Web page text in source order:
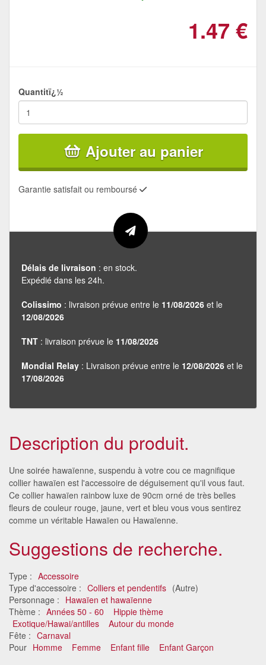
1.47 €
Quantitï¿½
Ajouter au panier
Garantie satisfait ou remboursé
Délais de livraison : en stock.
Expédié dans les 24h.
Colissimo : livraison prévue entre le 11/08/2026 et le
12/08/2026
TNT : livraison prévue le 11/08/2026
Mondial Relay : Livraison prévue entre le 12/08/2026 et le
17/08/2026
Description du produit.
Une soirée hawaïenne, suspendu à votre cou ce magnifique
collier hawaïen est l'accessoire de déguisement qu'il vous faut.
Ce collier hawaïen rainbow luxe de 90cm orné de très belles
fleurs de couleur rouge, jaune, vert et bleu vous vous sentirez
comme un véritable Hawaïen ou Hawaïenne.
Suggestions de recherche.
Type : Accessoire
Type d'accessoire : Colliers et pendentifs (Autre)
Personnage : Hawaïen et hawaïenne
Thème : Années 50 - 60
Hippie thème
Exotique/Hawai/antilles
Autour du monde
Fête : Carnaval
Pour Homme Femme Enfant fille Enfant Garçon